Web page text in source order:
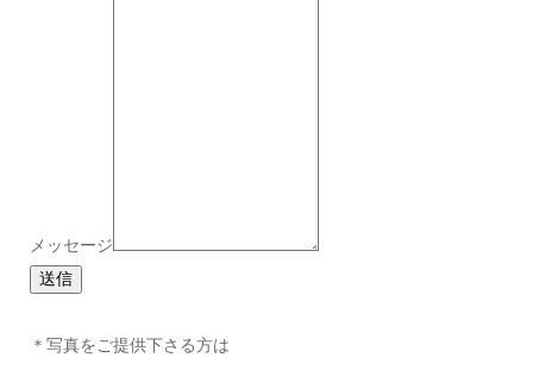
メッセージ
送信
＊写真をご提供下さる方は